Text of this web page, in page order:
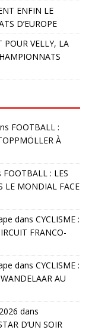
ENFIN LE
D’EUROPE
VELLY, LA
FOOTBALL :
À
FOOTBALL : LES
LE MONDIAL FACE
dans CYCLISME :
FRANCO-
dans CYCLISME :
AU
dans
D’UN SOIR